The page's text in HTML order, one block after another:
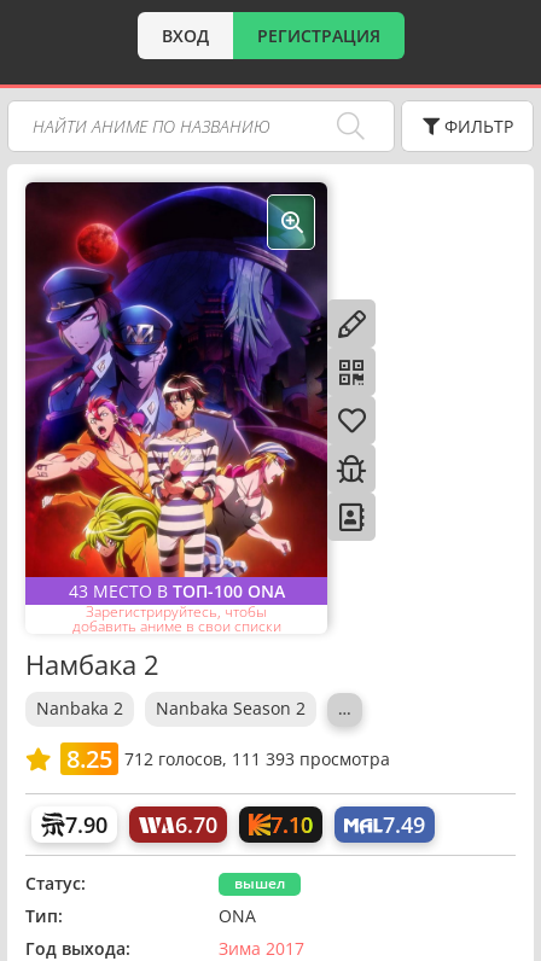
ВХОД РЕГИСТРАЦИЯ
ФИЛЬТР
43 МЕСТО В ТОП-100 ONA
Зарегистрируйтесь, чтобы
добавить аниме в свои списки
Намбака 2
Nanbaka 2 Nanbaka Season 2 …
8.25 712голосов, 111 393 просмотра
7.90 6.70 7.10 7.49
Статус: вышел
Тип:
ONA
Год выхода:
Зима 2017